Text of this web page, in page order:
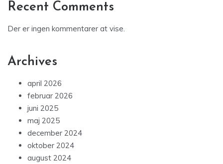
Recent Comments
Der er ingen kommentarer at vise.
Archives
april 2026
februar 2026
juni 2025
maj 2025
december 2024
oktober 2024
august 2024